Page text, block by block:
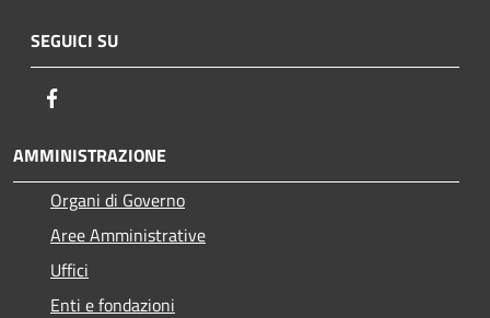
SEGUICI SU
AMMINISTRAZIONE
Organi di Governo
Aree Amministrative
Uffici
Enti e fondazioni